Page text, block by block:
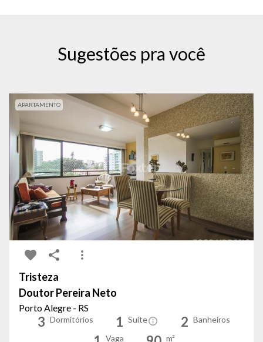
Sugestões pra você
APARTAMENTO
Tristeza
Doutor Pereira Neto
Porto Alegre - RS
3 Dormitórios 1 Suíte 2 Banheiros
Vaga m²